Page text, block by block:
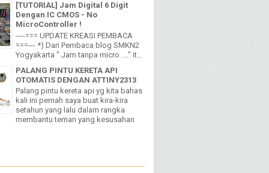
[TUTORIAL] Jam Digital 6 Digit
Dengan IC CMOS - No
MicroController !
----=== UPDATE KREASI PEMBACA
===--- *) Dari Pembaca blog SMKN2
Yogyakarta " Jam tanpa micro ...." it...
PALANG PINTU KERETA API
OTOMATIS DENGAN ATTINY2313
Palang pintu kereta api yg kita bahas
kali ini pernah saya buat kira-kira
setahun yang lalu dalam rangka
membantu teman yang kesusahan